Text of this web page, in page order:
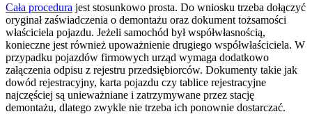
Cała procedura jest stosunkowo prosta. Do wniosku trzeba dołączyć
oryginał zaświadczenia o demontażu oraz dokument tożsamości
właściciela pojazdu. Jeżeli samochód był współwłasnością,
konieczne jest również upoważnienie drugiego współwłaściciela. W
przypadku pojazdów firmowych urząd wymaga dodatkowo
załączenia odpisu z rejestru przedsiębiorców. Dokumenty takie jak
dowód rejestracyjny, karta pojazdu czy tablice rejestracyjne
najczęściej są unieważniane i zatrzymywane przez stację
demontażu, dlatego zwykle nie trzeba ich ponownie dostarczać.